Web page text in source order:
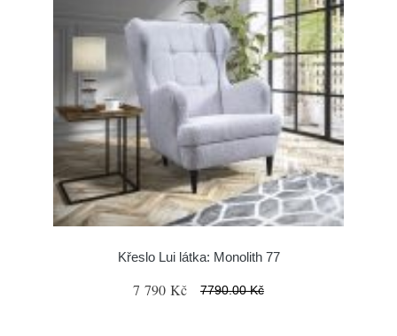
Křeslo Lui látka: Monolith 77
7 790 Kč 7790.00 Kč